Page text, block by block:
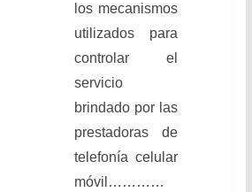
los mecanismos
utilizados para
controlar el
servicio
brindado por las
prestadoras de
telefonía celular
móvil…………